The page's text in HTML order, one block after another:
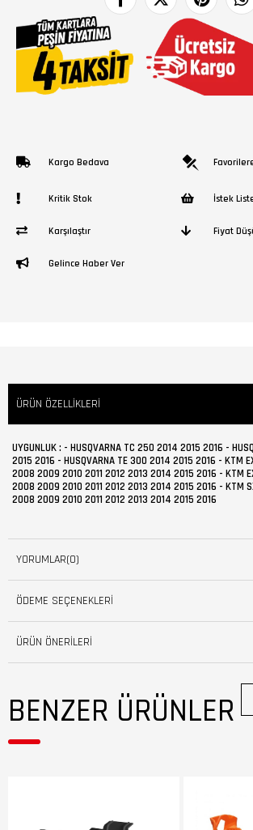
Kargo Bedava
Kritik Stok İstek
Karşılaştır Fiyat
Gelince Haber Ver
ÜRÜN ÖZELLIKLERI
UYGUNLUK : - HUSQVARNA TC 250 2014 2015 2016 -
2015 2016 - HUSQVARNA TE 300 2014 2015 2016 - KTM
2008 2009 2010 2011 2012 2013 2014 2015 2016 - KTM
2008 2009 2010 2011 2012 2013 2014 2015 2016 - KTM
2008 2009 2010 2011 2012 2013 2014 2015 2016
YORUMLAR(0)
ÖDEME SEÇENEKLERI
ÜRÜN ÖNERILERI
BENZER ÜRÜNLER